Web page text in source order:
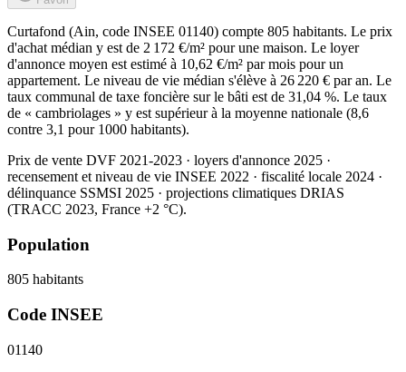
Curtafond (Ain, code INSEE 01140) compte 805 habitants. Le prix
d'achat médian y est de 2 172 €/m² pour une maison. Le loyer
d'annonce moyen est estimé à 10,62 €/m² par mois pour un
appartement. Le niveau de vie médian s'élève à 26 220 € par an. Le
taux communal de taxe foncière sur le bâti est de 31,04 %. Le taux
de « cambriolages » y est supérieur à la moyenne nationale (8,6
contre 3,1 pour 1000 habitants).
Prix de vente DVF 2021-2023 · loyers d'annonce 2025 ·
recensement et niveau de vie INSEE 2022 · fiscalité locale 2024 ·
délinquance SSMSI 2025 · projections climatiques DRIAS
(TRACC 2023, France +2 °C).
Population
805 habitants
Code INSEE
01140